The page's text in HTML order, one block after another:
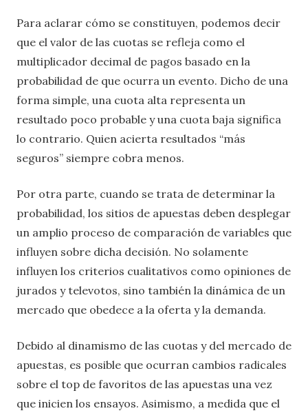
Para aclarar cómo se constituyen, podemos decir
que el valor de las cuotas se refleja como el
multiplicador decimal de pagos basado en la
probabilidad de que ocurra un evento. Dicho de una
forma simple, una cuota alta representa un
resultado poco probable y una cuota baja significa
lo contrario. Quien acierta resultados “más
seguros” siempre cobra menos.
Por otra parte, cuando se trata de determinar la
probabilidad, los sitios de apuestas deben desplegar
un amplio proceso de comparación de variables que
influyen sobre dicha decisión. No solamente
influyen los criterios cualitativos como opiniones de
jurados y televotos, sino también la dinámica de un
mercado que obedece a la oferta y la demanda.
Debido al dinamismo de las cuotas y del mercado de
apuestas, es posible que ocurran cambios radicales
sobre el top de favoritos de las apuestas una vez
que inicien los ensayos. Asimismo, a medida que el